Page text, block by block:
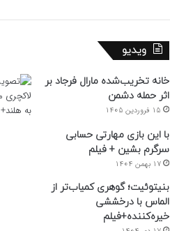
ویدیو
خانه تخریب‌شده مارال فرجاد بر
اثر حمله دشمن
15 فروردین 1405
با این بازی مهارتی حسابی
سرگرم بشین + فیلم
17 بهمن 1404
بنیتوئیت؛ گوهری کمیاب‌تر از
الماس با درخششی
خیره‌کننده+فیلم